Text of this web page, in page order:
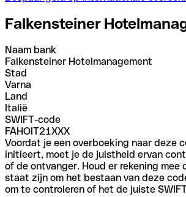
Falkensteiner
Naam bank
Falkensteiner Hotelmanagement
Stad
Varna
Land
Italië
SWIFT-code
FAHOIT21XXX
Voordat je een overboeking naar deze
initieert, moet je de juistheid ervan
of de ontvanger. Houd er rekening mee
staat zijn om het bestaan van deze
om te controleren of het de juiste